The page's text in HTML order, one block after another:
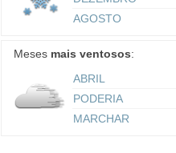
AGOSTO
Meses mais ventosos:
ABRIL
PODERIA
MARCHAR